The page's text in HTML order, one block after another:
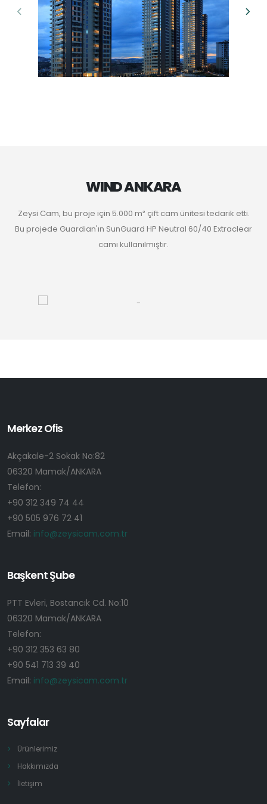
WIND ANKARA
Zeysi Cam, bu proje için 5.000 m² çift cam ünitesi tedarik etti.
Bu projede Guardian'ın SunGuard HP Neutral 60/40 Extraclear
camı kullanılmıştır.
Merkez Ofis
Akçakale-2 Sokak No:82
06320 Mamak/ANKARA
Telefon:
+90 312 349 74 44
+90 505 976 72 41
Email: info@zeysicam.com.tr
Başkent Şube
PTT Evleri, Bostancık Cd. No:10
06320 Mamak/ANKARA
Telefon:
+90 312 353 63 80
+90 541 713 39 40
Email: info@zeysicam.com.tr
Sayfalar
Ürünlerimiz
Hakkımızda
İletişim